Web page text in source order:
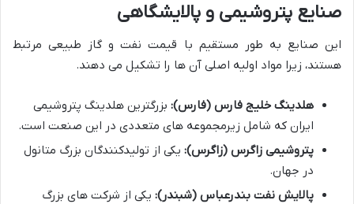
صنایع پتروشیمی و پالایشگاهی
این صنایع به طور مستقیم با قیمت نفت و گاز طبیعی مرتبط
هستند، زیرا مواد اولیه اصلی آن ها را تشکیل می دهند.
هلدینگ خلیج فارس (فارس): بزرگترین هلدینگ پتروشیمی
ایران که شامل زیرمجموعه های متعددی در این صنعت است.
پتروشیمی زاگرس (زاگرس): یکی از تولیدکنندگان بزرگ متانول
در جهان.
پالایش نفت بندرعباس (شبندر): یکی از شرکت های بزرگ